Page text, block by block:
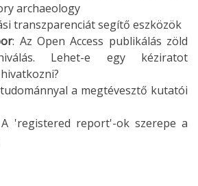
archaeology
transzparenciát segítő eszközök
: Az Open Access publikálás zöld
Lehet-e egy kéziratot
a megtévesztő kutatói
'registered report'-ok szerepe a